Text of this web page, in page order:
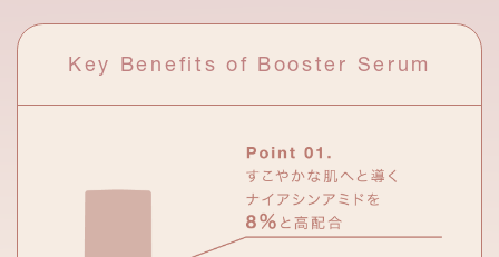
Key Benefits of Booster Serum